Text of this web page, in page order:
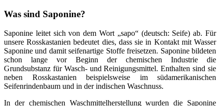
Was sind Saponine?
Saponine leitet sich von dem Wort „sapo“ (deutsch: Seife) ab. Für
unsere Rosskastanien bedeutet dies, dass sie in Kontakt mit Wasser
Saponine und damit seifenartige Stoffe freisetzen. Saponine bildeten
schon lange vor Beginn der chemischen Industrie die
Grundsubstanz für Wasch- und Reinigungsmittel. Enthalten sind sie
neben Rosskastanien beispielsweise im südamerikanischen
Seifenrindenbaum und in der indischen Waschnuss.
In der chemischen Waschmittelherstellung wurden die Saponine